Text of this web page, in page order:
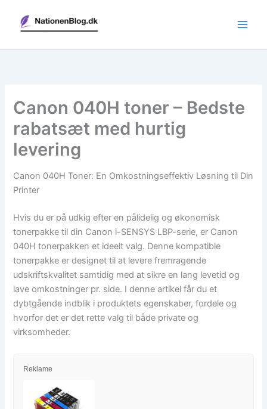
indholdet
Canon 040H toner – Bedste
rabatsæt med hurtig
levering
Canon 040H Toner: En Omkostningseffektiv Løsning til Din
Printer
Hvis du er på udkig efter en pålidelig og økonomisk
tonerpakke til din Canon i-SENSYS LBP-serie, er Canon
040H tonerpakken et ideelt valg. Denne kompatible
tonerpakke er designet til at levere fremragende
udskriftskvalitet samtidig med at sikre en lang levetid og
lave omkostninger pr. side. I denne artikel får du et
dybtgående indblik i produktets egenskaber, fordele og
hvorfor det er det rette valg til både private og
virksomheder.
Reklame